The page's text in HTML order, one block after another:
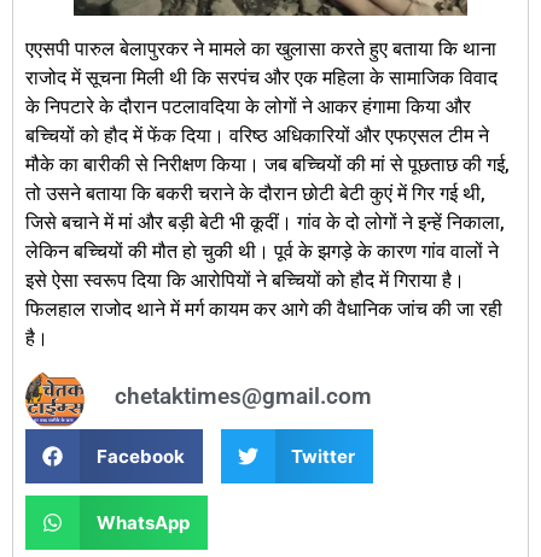
एएसपी पारुल बेलापुरकर ने मामले का खुलासा करते हुए बताया कि थाना
राजोद में सूचना मिली थी कि सरपंच और एक महिला के सामाजिक विवाद
के निपटारे के दौरान पटलावदिया के लोगों ने आकर हंगामा किया और
बच्चियों को हौद में फेंक दिया। वरिष्ठ अधिकारियों और एफएसल टीम ने
मौके का बारीकी से निरीक्षण किया। जब बच्चियों की मां से पूछताछ की गई,
तो उसने बताया कि बकरी चराने के दौरान छोटी बेटी कुएं में गिर गई थी,
जिसे बचाने में मां और बड़ी बेटी भी कूदीं। गांव के दो लोगों ने इन्हें निकाला,
लेकिन बच्चियों की मौत हो चुकी थी। पूर्व के झगड़े के कारण गांव वालों ने
इसे ऐसा स्वरूप दिया कि आरोपियों ने बच्चियों को हौद में गिराया है।
फिलहाल राजोद थाने में मर्ग कायम कर आगे की वैधानिक जांच की जा रही
है।
chetaktimes@gmail.com
Facebook Twitter
WhatsApp